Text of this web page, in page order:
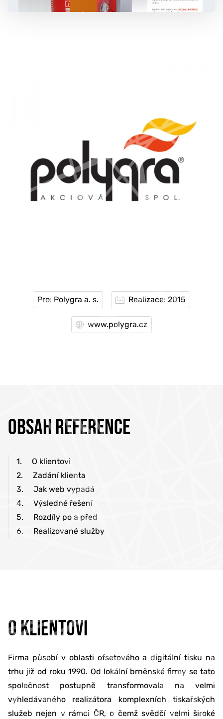
Pro: Polygra a. s. Realizace: 2015
www.polygra.cz
OBSAH REFERENCE
1.
O klientovi
2.
Zadání klienta
3.
Jak web vypadá
4.
Výsledné řešení
5.
Rozdíly po a před
6.
Realizované služby
O KLIENTOVI
Firma působí v oblasti ofsetového a digitální tisku na
trhu již od roku 1990. Od lokální brněnské firmy se tato
společnost postupně transformovala na velmi
vyhledávaného realizátora komplexních tiskařských
služeb nejen v rámci ČR, o čemž svědčí velmi široké